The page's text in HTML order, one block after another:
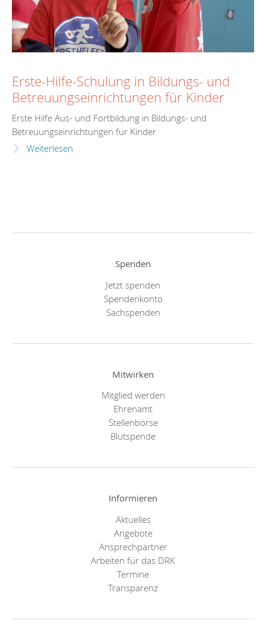
Erste-Hilfe-Schulung in Bildungs- und
Betreuungseinrichtungen für Kinder
Erste Hilfe Aus- und Fortbildung in Bildungs- und
Betreuungseinrichtungen für Kinder
Weiterlesen
Spenden
Jetzt spenden
Spendenkonto
Sachspenden
Mitwirken
Mitglied werden
Ehrenamt
Stellenbörse
Blutspende
Informieren
Aktuelles
Angebote
Ansprechpartner
Arbeiten für das DRK
Termine
Transparenz